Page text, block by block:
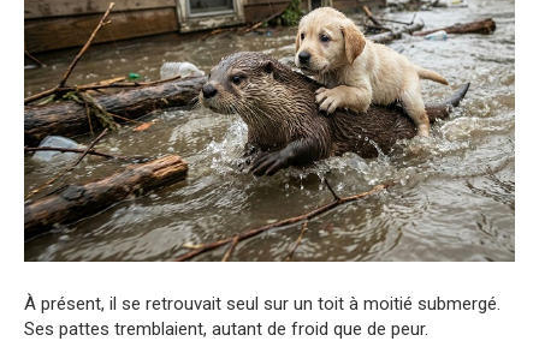
À présent, il se retrouvait seul sur un toit à moitié submergé.
Ses pattes tremblaient, autant de froid que de peur.